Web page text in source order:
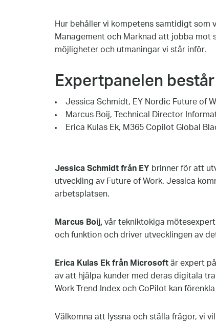
Hur behåller vi kompetens samtidigt som
Management och Marknad att jobba mot
möjligheter och utmaningar vi står inför.
Expertpanelen
Jessica Schmidt, EY Nordic Future of
Marcus Boij, Technical Director
Erica Kulas Ek, M365 Copilot Global
Jessica Schmidt från EY brinner för att
utveckling av Future of Work. Jessica
arbetsplatsen.
Marcus Boij, vår tekniktokiga
och funktion och driver utvecklingen av
Erica Kulas Ek från Microsoft är expert
av att hjälpa kunder med deras digitala
Work Trend Index och CoPilot kan
Välkomna att lyssna och ställa frågor, vi